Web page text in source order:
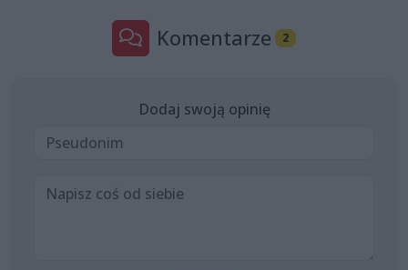
Komentarze 2
Dodaj swoją opinię